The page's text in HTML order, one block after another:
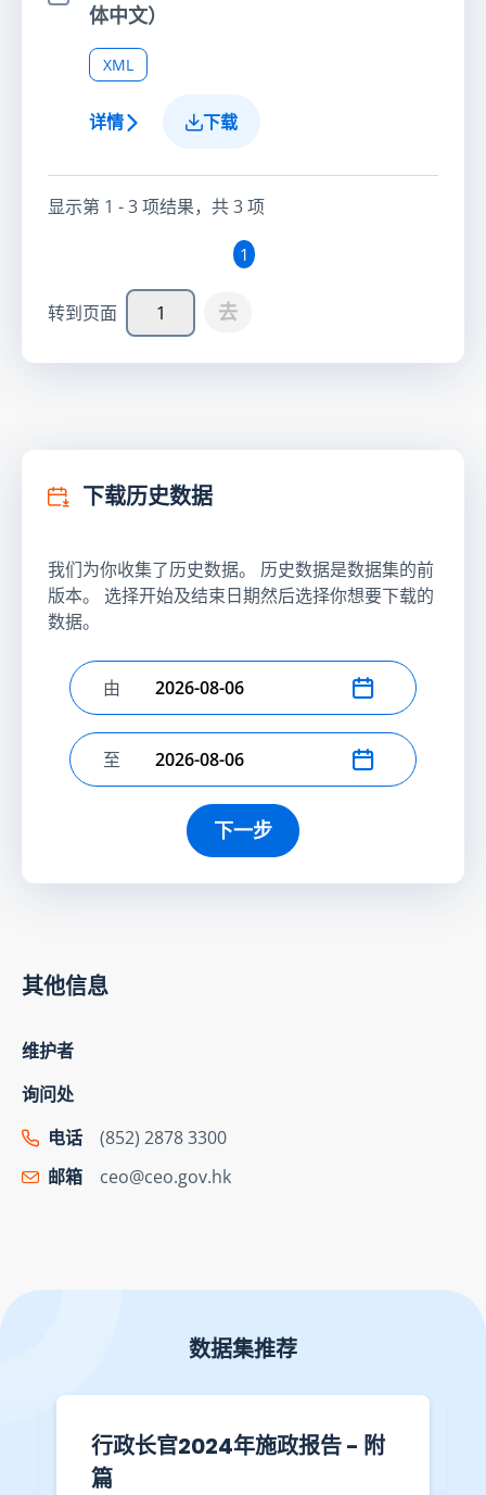
选择项目体中文）
XML
详情 下载
显示第 1 - 3项结果，共3项
1
转到页面 去
下载历史数据
我们为你收集了历史数据。 历史数据是数据集的前
版本。 选择开始及结束日期然后选择你想要下载的
数据。
选择开始日期
由
选择结束日期
至
下一步
其他信息
维护者
询问处
电话
(852) 2878 3300
邮箱
ceo@ceo.gov.hk
数据集推荐
行政长官2024年施政报告 - 附
篇